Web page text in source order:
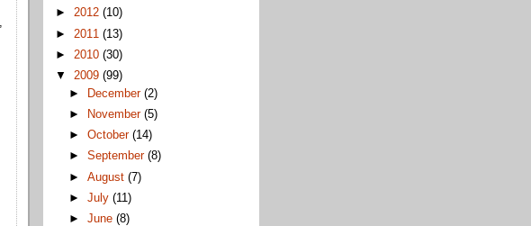
► 2012 (10)
► 2011 (13)
► 2010 (30)
▼ 2009 (99)
►
December(2)
►
November(5)
►October(14)
►September(8)
►August(7)
►July(11)
►June(8)